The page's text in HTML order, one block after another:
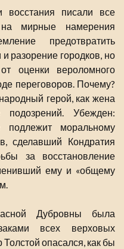
писали все
на мирные намерения
предотвратить
разорение городков, но
оценки вероломного
переговоров. Почему?
герой, как жена
Убежден:
подлежит моральному
сделавший Кондратия
за восстановление
ему и «общему
Дубровны была
всех верховых
Толстой опасался, как бы